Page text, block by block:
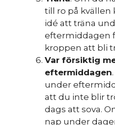
till ro på kvällen
idé att träna
eftermiddagen
kroppen att bli
Var försiktig
eftermiddagen
under
att du inte blir
dags att sova.
nap under